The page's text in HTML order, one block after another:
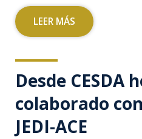
LEER MÁS
Desde CESDA
colaborado
JEDI-ACE